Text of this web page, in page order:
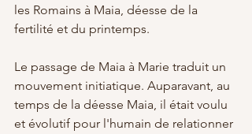
les Romains à Maia, déesse de la
fertilité et du printemps.
Le passage de Maia à Marie traduit un
mouvement initiatique. Auparavant, au
temps de la déesse Maia, il était voulu
et évolutif pour l'humain de relationner